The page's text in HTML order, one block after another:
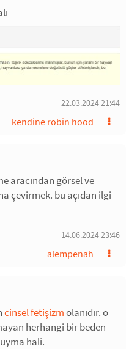
22.03.2024 21:44
kendine robin hood
aracından görsel ve
çevirmek. bu açıdan ilgi
14.06.2024 23:46
alempenah
cinsel fetişizmolanıdır. o
herhangi bir beden
hali.